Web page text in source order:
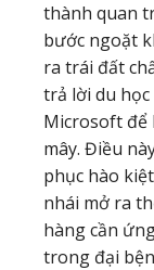
thành quan
bước ngoặt
ra trái đất
trả lời du
Microsoft để
mây. Điều
phục hào
nhái mở ra
hàng cần
trong đại